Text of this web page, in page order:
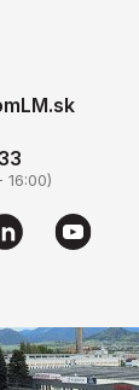
16:00)